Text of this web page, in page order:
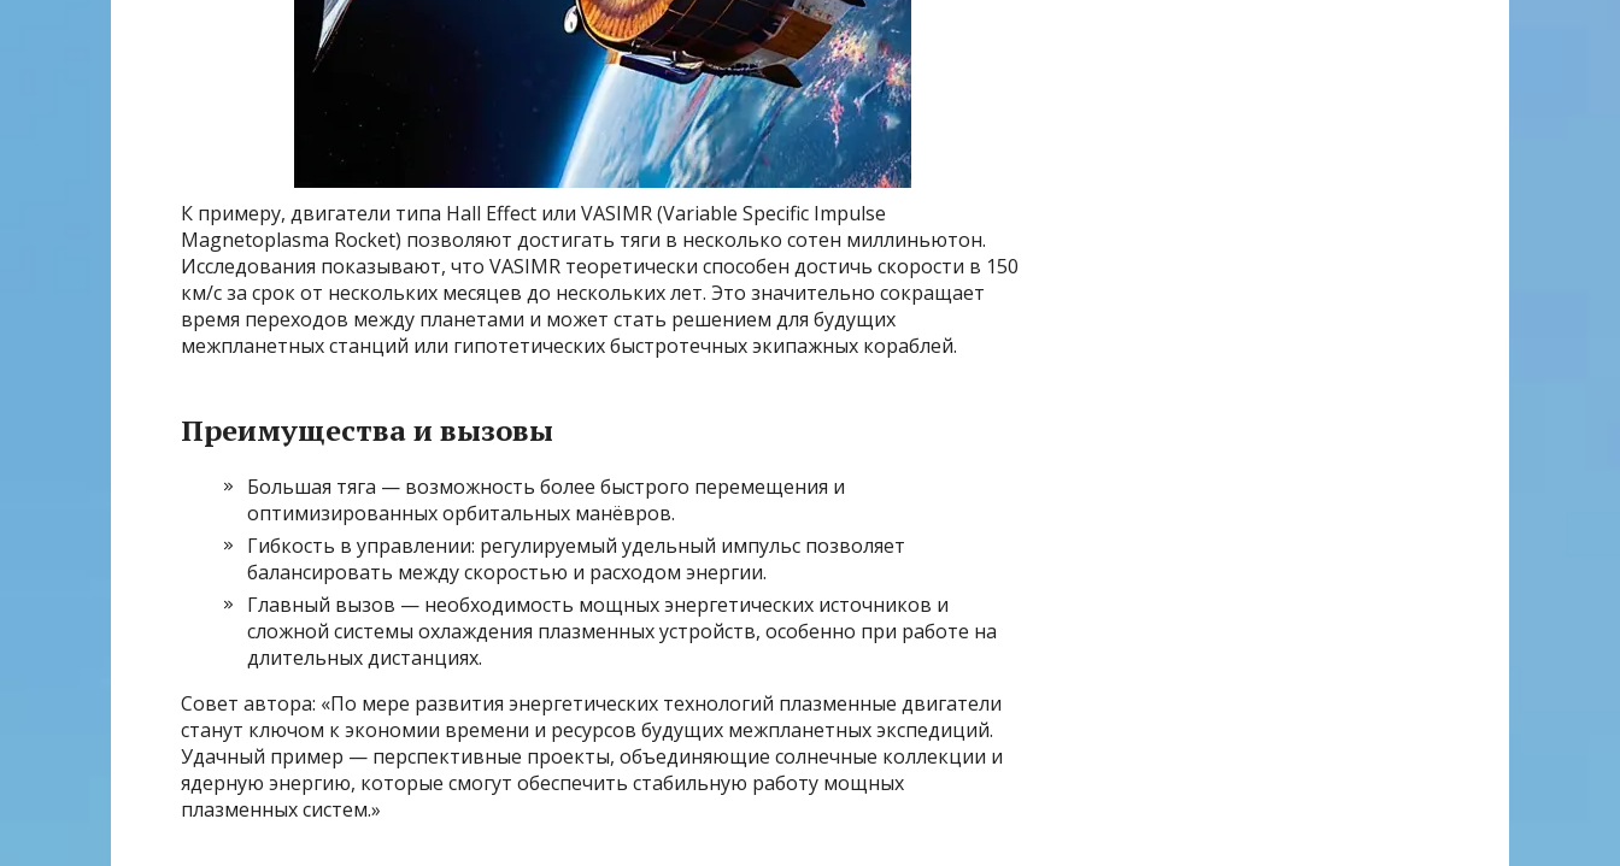
К примеру, двигатели типа Hall Effect или VASIMR (Variable Specific Impulse
Magnetoplasma Rocket) позволяют достигать тяги в несколько сотен миллиньютон.
Исследования показывают, что VASIMR теоретически способен достичь скорости в 150
км/с за срок от нескольких месяцев до нескольких лет. Это значительно сокращает
время переходов между планетами и может стать решением для будущих
межпланетных станций или гипотетических быстротечных экипажных кораблей.
Преимущества и вызовы
Большая тяга — возможность более быстрого перемещения и
оптимизированных орбитальных манёвров.
Гибкость в управлении: регулируемый удельный импульс позволяет
балансировать между скоростью и расходом энергии.
Главный вызов — необходимость мощных энергетических источников и
сложной системы охлаждения плазменных устройств, особенно при работе на
длительных дистанциях.
Совет автора: «По мере развития энергетических технологий плазменные двигатели
станут ключом к экономии времени и ресурсов будущих межпланетных экспедиций.
Удачный пример — перспективные проекты, объединяющие солнечные коллекции и
ядерную энергию, которые смогут обеспечить стабильную работу мощных
плазменных систем.»